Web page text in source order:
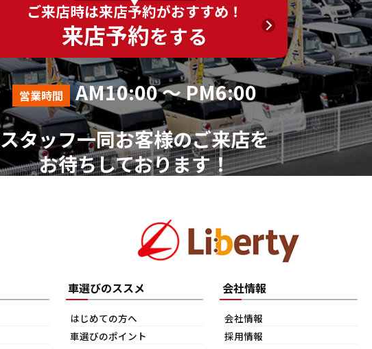
ご来店時は来店予約がおすすめ！
来店予約をする
営業時間
AM10:00 ～ PM6:00
スタッフ一同お客様のご来店を
お待ちしております！
車選びのススメ
はじめての方へ
車選びのポイント
会社情報
会社情報
採用情報